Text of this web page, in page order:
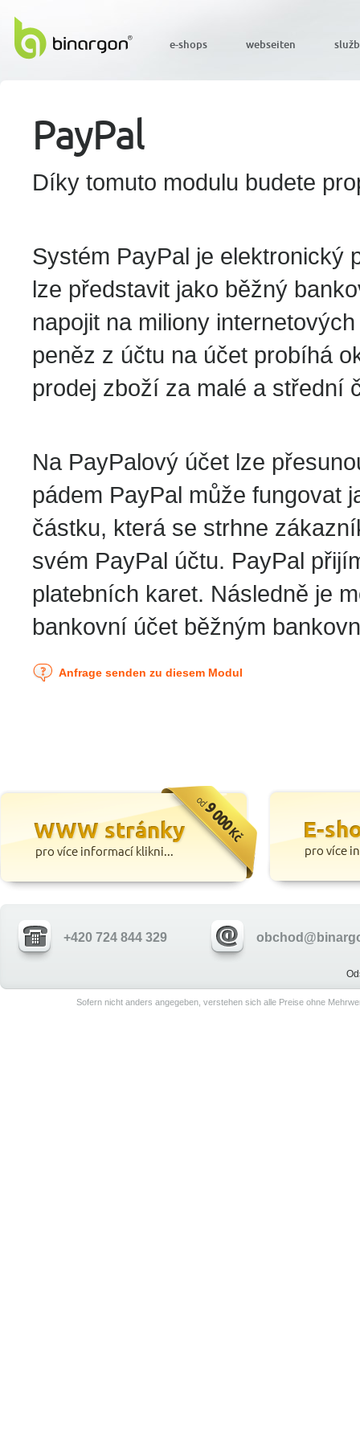
PayPal
Díky tomuto modulu budete
Systém PayPal je elektronický
lze představit jako běžný
napojit na miliony
peněz z účtu na účet probíhá
prodej zboží za malé a střední
Na PayPalový účet lze
pádem PayPal může fungovat
částku, která se strhne
svém PayPal účtu. PayPal
platebních karet. Následně je
bankovní účet běžným
Anfrage senden zu diesem Modul
+420 724 844 329
Sofern nicht anders angegeben, verstehen sich alle Preise ohne
e-shops webseiten